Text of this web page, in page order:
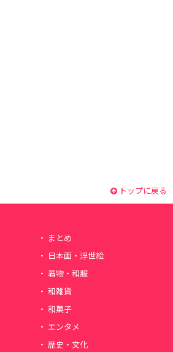
トップに戻る
まとめ
日本画・浮世絵
着物・和服
和雑貨
和菓子
エンタメ
歴史・文化